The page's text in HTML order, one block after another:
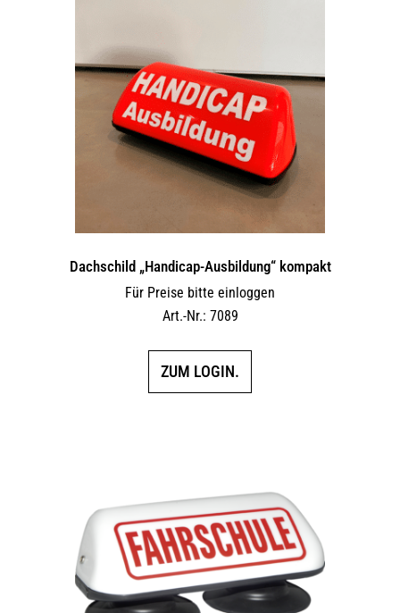
Dachschild „Handicap-Ausbildung“ kompakt
Für Preise bitte einloggen
Art.-Nr.: 7089
ZUM LOGIN.